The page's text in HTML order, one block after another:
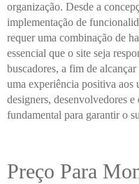
organização. Desde a
implementação de
requer uma combinação de
essencial que o site seja
buscadores, a fim de
uma experiência positiva aos
designers, desenvolvedores
fundamental para garantir o
Preço Para